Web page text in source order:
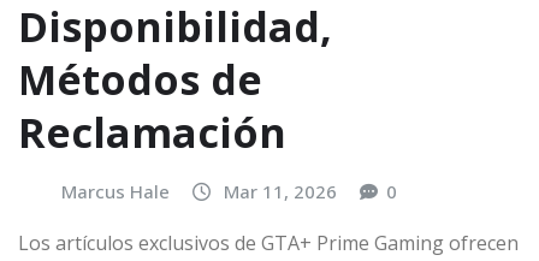
Disponibilidad,
Métodos de
Reclamación
Marcus Hale Mar 11, 2026 0
Los artículos exclusivos de GTA+ Prime Gaming ofrecen